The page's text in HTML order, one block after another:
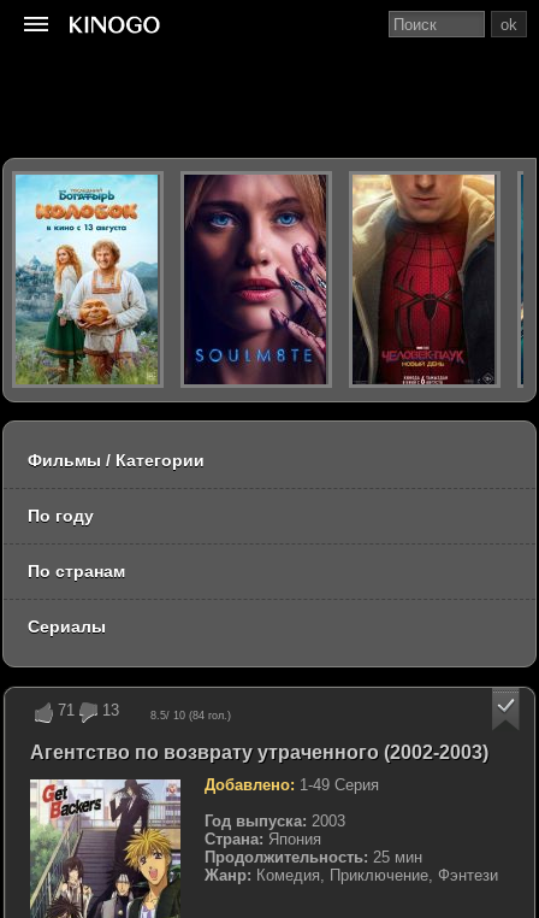
71 13 8.5/ 10 (84 гол.)
Агентство по возврату утраченного (2002-2003)
Добавлено: 1-49 Серия
Год выпуска: 2003
Страна: Япония
Продолжительность: 25 мин
Жанр: Комедия, Приключение, Фэнтези
ok
Фильмы / Категории
По году
По странам
Сериалы